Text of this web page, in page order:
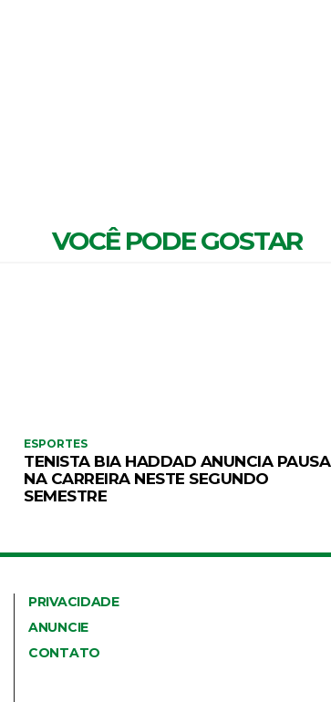
VOCÊ PODE GOSTAR
ESPORTES
TENISTA BIA HADDAD ANUNCIA PAUSA
NA CARREIRA NESTE SEGUNDO
SEMESTRE
PRIVACIDADE
ANUNCIE
CONTATO